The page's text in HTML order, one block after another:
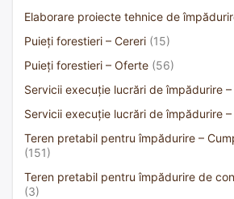
Elaborare proiecte tehnice de
Puieți forestieri – Cereri (15)
Puieți forestieri – Oferte (56)
Servicii execuție lucrări de împădurire –
Servicii execuție lucrări de împădurire
Teren pretabil pentru împădurire –
(151)
Teren pretabil pentru împădurire de
(3)